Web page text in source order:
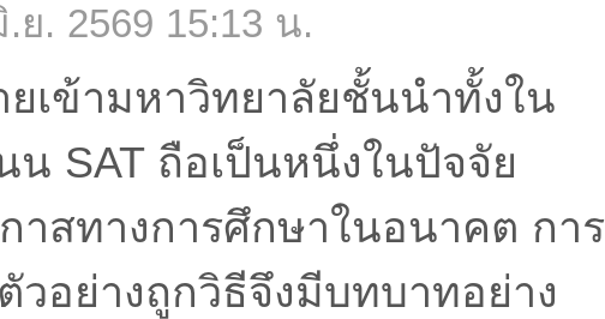
. 2569 15:13 น.
เข้ามหาวิทยาลัยชั้นนำทั้งใน
น SAT ถือเป็นหนึ่งในปัจจัย
าสทางการศึกษาในอนาคต การ
วอย่างถูกวิธีจึงมีบทบาทอย่าง